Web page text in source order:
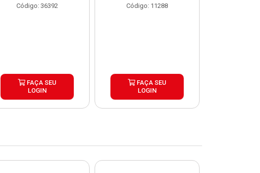
Código: 36392
FAÇA SEU
LOGIN
Código: 11288
FAÇA SEU
LOGIN